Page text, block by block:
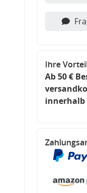
Ihre
Ab 50 €
innerhalb